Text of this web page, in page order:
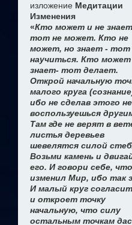
изложение Медитации
Изменения
«Кто может и не
тот не может. Кто не
может, но знает - тот
научиться. Кто может
знает- тот делает.
Открой начальную
малого круга
ибо не сделав этого не
воспользуешься
Там где не верят в
листья деревьев
шевелятся силой
Возьми камень и
его. И говори себе, что
изменил Мир, ибо так
И малый круг
и откроет точку
начальную, что силу
остальным точкам